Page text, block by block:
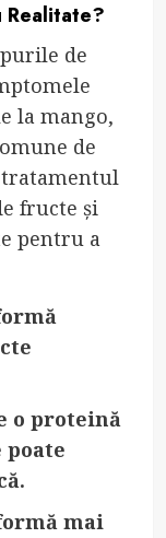
Realitate?
de
la mango,
de
fructe și
pentru a
o proteină
mai